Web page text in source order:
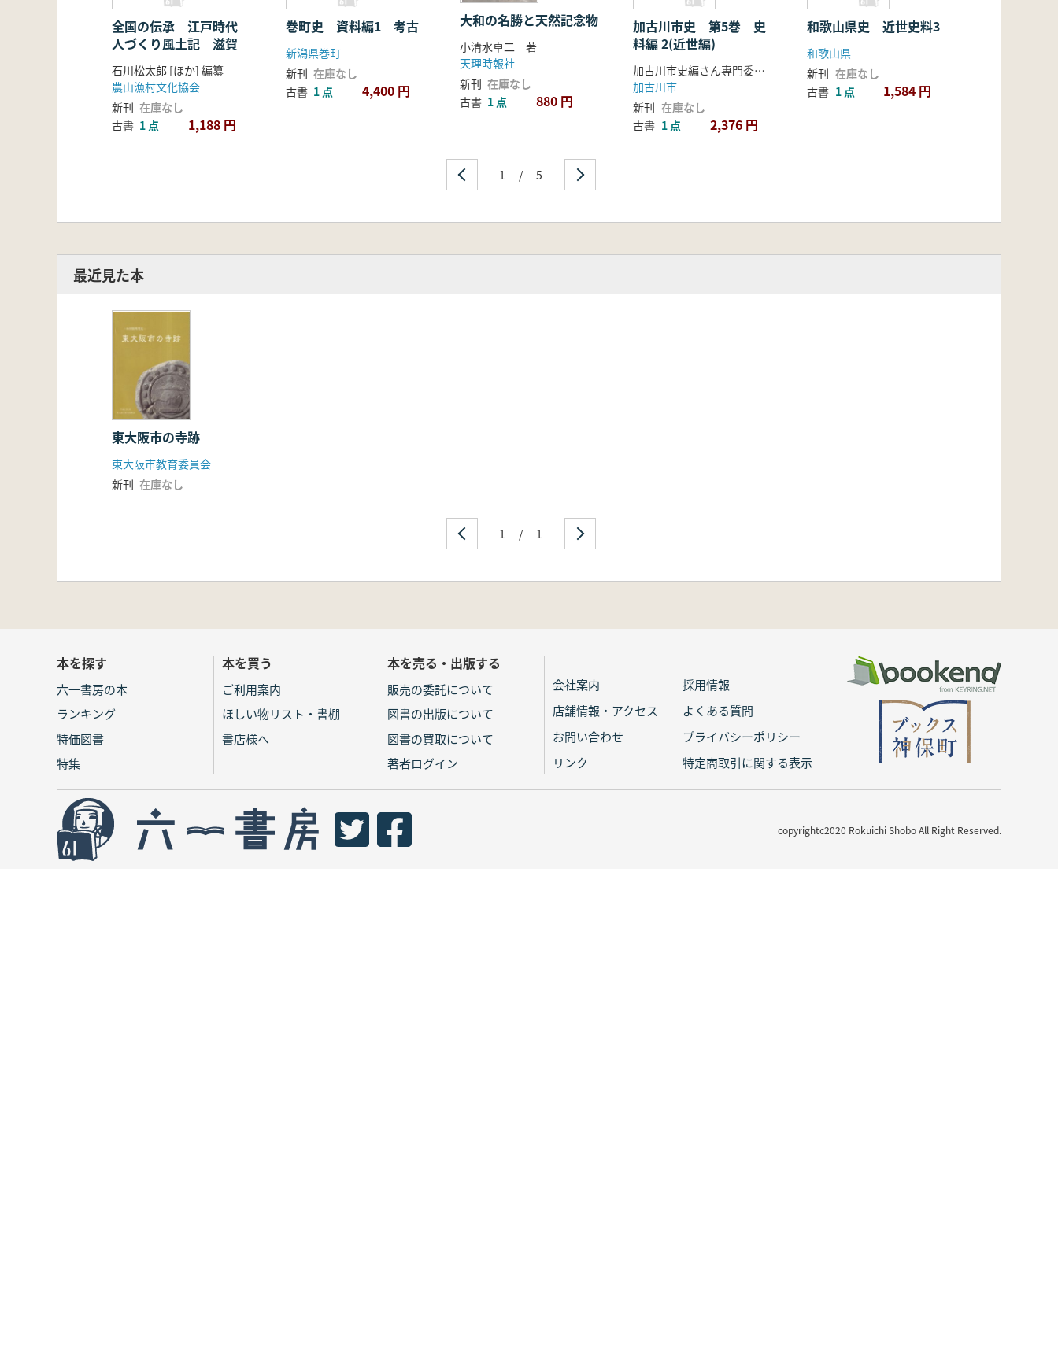
全国の伝承 江戸時代
人づくり風土記 滋賀
石川松太郎 [ほか] 編纂
農山漁村文化協会
新刊 在庫なし
古書 1 点 1,188 円
巻町史 資料編1 考古
新潟県巻町
新刊 在庫なし
古書 1 点 4,400 円
大和の名勝と天然記念物
小清水卓二 著
天理時報社
新刊 在庫なし
古書 1 点 880 円
加古川市史 第5巻 史
料編 2(近世編)
加古川市史編さん専門委員編
加古川市
新刊 在庫なし
古書 1 点 2,376 円
和歌山県史 近世史料3
和歌山県
新刊 在庫なし
古書 1 点 1,584 円
1 / 5
最近見た本
東大阪市の寺跡
東大阪市教育委員会
新刊 在庫なし
1 / 1
本を探す
六一書房の本
ランキング
特価図書
特集
本を買う
ご利用案内
ほしい物リスト・書棚
書店様へ
本を売る・出版する
販売の委託について
図書の出版について
図書の買取について
著者ログイン
会社案内
採用情報
店舗情報・アクセス
よくある質問
お問い合わせ
プライバシーポリシー
リンク
特定商取引に関する表示
copyrightc2020 Rokuichi Shobo All Right Reserved.